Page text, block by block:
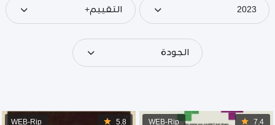
2023 التقييم+
الجودة
7.4
WEB-Rip
5.8
WEB-Rip